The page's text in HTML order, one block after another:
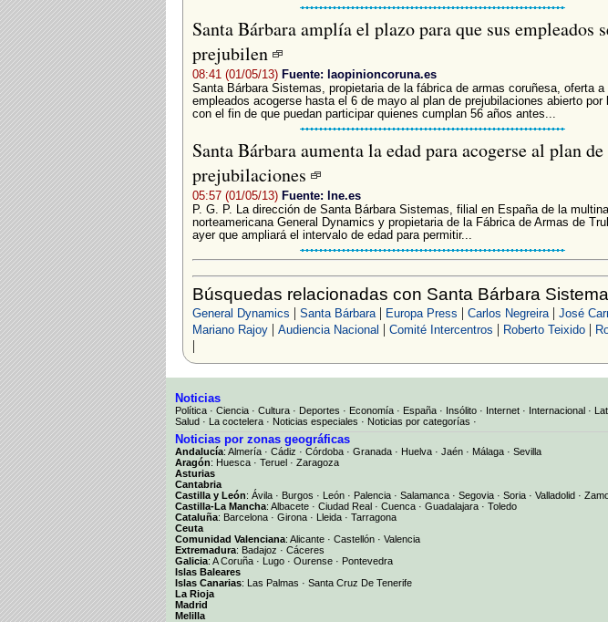
Santa Bárbara amplía el plazo para que sus empleados
prejubilen
08:41 (01/05/13) Fuente: laopinioncoruna.es
Santa Bárbara Sistemas, propietaria de la fábrica de armas coruñesa, oferta a
empleados acogerse hasta el 6 de mayo al plan de prejubilaciones abierto por
con el fin de que puedan participar quienes cumplan 56 años antes...
Santa Bárbara aumenta la edad para acogerse al plan de
prejubilaciones
05:57 (01/05/13) Fuente: lne.es
P. G. P. La dirección de Santa Bárbara Sistemas, filial en España de la
norteamericana General Dynamics y propietaria de la Fábrica de Armas de
ayer que ampliará el intervalo de edad para permitir...
Búsquedas relacionadas con Santa Bárbara
General Dynamics | Santa Bárbara| Europa Press | Carlos Negreira| José
Mariano Rajoy| Audiencia Nacional | Comité Intercentros | Roberto Teixido|
|
Noticias
Política · Ciencia · Cultura · Deportes · Economía · España · Insólito · Internet · Internacional ·
Salud · La coctelera · Noticias especiales · Noticias por categorías ·
Noticias por zonas geográficas
Andalucía: Almería · Cádiz · Córdoba · Granada · Huelva · Jaén · Málaga · Sevilla
Aragón: Huesca · Teruel · Zaragoza
Asturias
Cantabria
Castilla y León: Ávila · Burgos · León · Palencia · Salamanca · Segovia · Soria · Valladolid ·
Castilla-La Mancha: Albacete · Ciudad Real · Cuenca · Guadalajara · Toledo
Cataluña: Barcelona · Girona · Lleida · Tarragona
Ceuta
Comunidad Valenciana: Alicante · Castellón · Valencia
Extremadura: Badajoz · Cáceres
Galicia: A Coruña · Lugo · Ourense · Pontevedra
Islas Baleares
Islas Canarias: Las Palmas · Santa Cruz De Tenerife
La Rioja
Madrid
Melilla